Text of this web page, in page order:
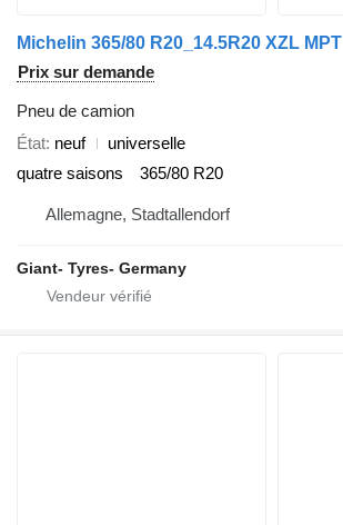
Michelin 365/80 R20_14.5R20 XZL MPT
Prix sur demande
Pneu de camion
État neuf
universelle
quatre saisons
365/80 R20
Allemagne, Stadtallendorf
Giant- Tyres- Germany